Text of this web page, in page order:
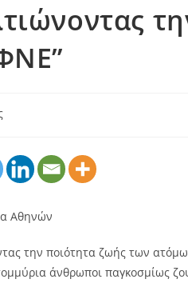
την ποιότητα ζωής των
άνθρωποι παγκοσμίως